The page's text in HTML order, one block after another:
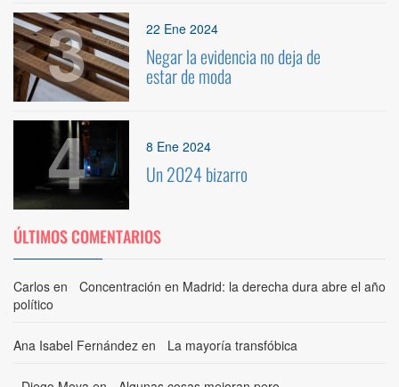
3 22 Ene 2024
Negar la evidencia no deja de
estar de moda
4 8 Ene 2024
Un 2024 bizarro
ÚLTIMOS COMENTARIOS
Carlos en
Concentración en Madrid: la derecha dura abre el año
político
Ana Isabel Fernández en La mayoría transfóbica